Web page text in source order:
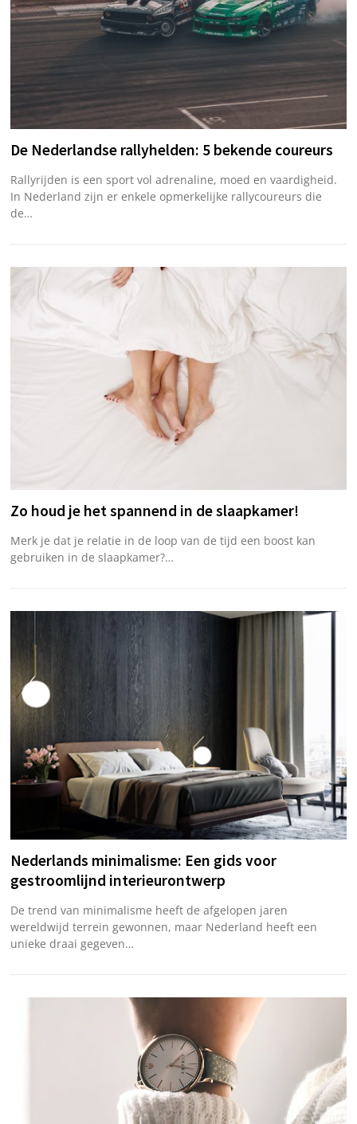
De Nederlandse rallyhelden: 5 bekende coureurs
Rallyrijden is een sport vol adrenaline, moed en vaardigheid.
In Nederland zijn er enkele opmerkelijke rallycoureurs die
de…
Zo houd je het spannend in de slaapkamer!
Merk je dat je relatie in de loop van de tijd een boost kan
gebruiken in de slaapkamer?…
Nederlands minimalisme: Een gids voor
gestroomlijnd interieurontwerp
De trend van minimalisme heeft de afgelopen jaren
wereldwijd terrein gewonnen, maar Nederland heeft een
unieke draai gegeven…